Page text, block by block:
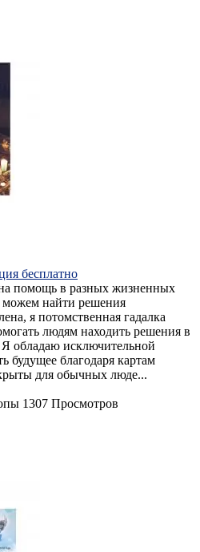
бесплатно
помощь в разных жизненных
можем найти решения
я потомственная гадалка
людям находить решения в
обладаю исключительной
будущее благодаря картам
для обычных люде...
1307 Просмотров